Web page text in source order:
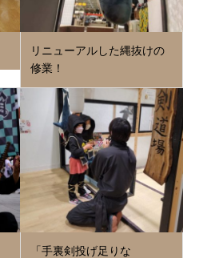
リニューアルした縄抜けの
修業！
「手裏剣投げ足りな